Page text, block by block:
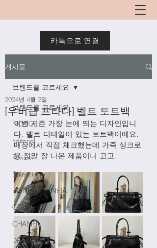
카톡으로 연결
게시물
브랜드를 고르세요
NOTICE
Editorial
Review
Balenciaga
BOTTEGA VENETA
CELINE
CHANEL
DELVAUX
브랜드를 고르세요
[우버급 프라다] 벨트 토트백
2024년 4월 2일
이번 시즌 가장 눈에 띄는 디자인입니
다. 벨트 디테일이 있는 토트백이에요.
매장에서 직접 체크했는데 가죽 싱크로
율 정말 잘 나온 제품이니 고고.